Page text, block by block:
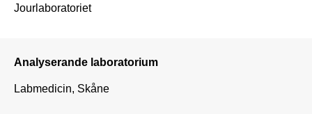
Jourlaboratoriet
Analyserande laboratorium
Labmedicin, Skåne